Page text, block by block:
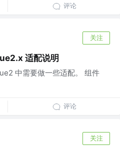
评论
关注
适配说明
中需要做一些适配。 组件
评论
关注